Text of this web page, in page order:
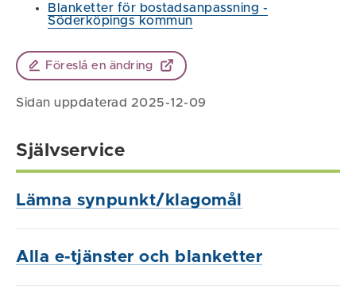
Blanketter för bostadsanpassning -
Söderköpings kommun
Föreslå en ändring
Sidan uppdaterad 2025-12-09
Självservice
Lämna synpunkt/klagomål
Alla e-tjänster och blanketter